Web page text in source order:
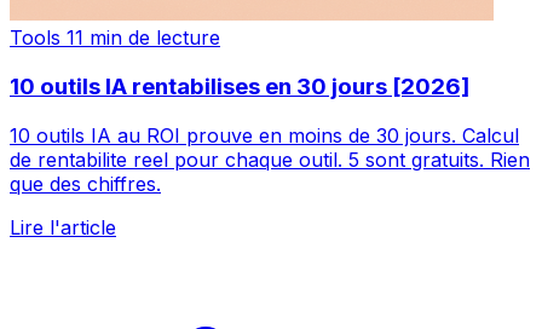
Tools 11 min de lecture
10 outils IA rentabilises en 30 jours [2026]
10 outils IA au ROI prouve en moins de 30 jours. Calcul
de rentabilite reel pour chaque outil. 5 sont gratuits. Rien
que des chiffres.
Lire l'article